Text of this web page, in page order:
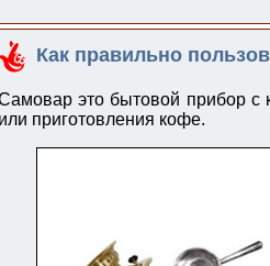
Как правильно
это бытовой прибор с
или приготовления кофе.